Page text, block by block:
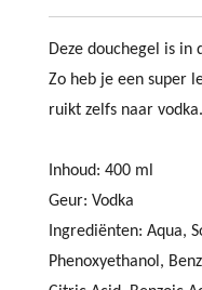
Deze douchegel is in
Zo heb je een super
ruikt zelfs naar vodka.
Inhoud: 400 ml
Geur: Vodka
Ingrediënten: Aqua,
Phenoxyethanol,